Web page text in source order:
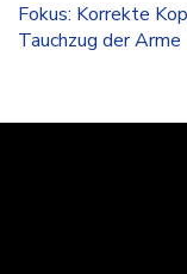
Fokus: Korrekte
Tauchzug der Arme